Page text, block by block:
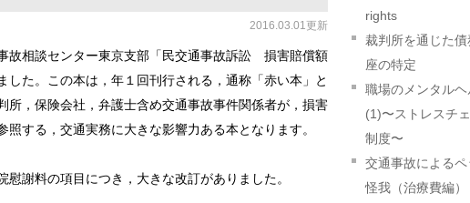
2016.03.01更新
故相談センター東京支部「民交通事故訴訟 損害賠償額
した。この本は，年１回刊行される，通称「赤い本」と
所，保険会社，弁護士含め交通事故事件関係者が，損害
照する，交通実務に大きな影響力ある本となります。
謝料の項目につき，大きな改訂がありました。
rights
裁判所を通じた債
座の特定
職場のメンタルヘ
(1)〜ストレスチ
制度〜
交通事故による
怪我（治療費編）